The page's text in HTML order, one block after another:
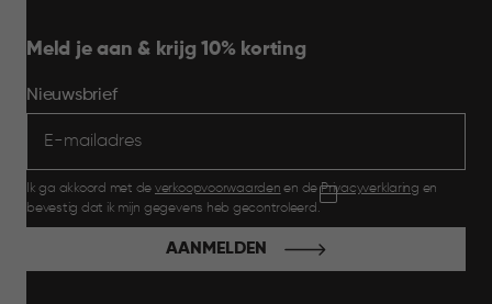
Meld je aan & krijg 10% korting
Nieuwsbrief
Ik ga akkoord met de verkoopvoorwaarden en dePrivacyverklaring en
bevestig dat ik mijn gegevens heb gecontroleerd.
AANMELDEN